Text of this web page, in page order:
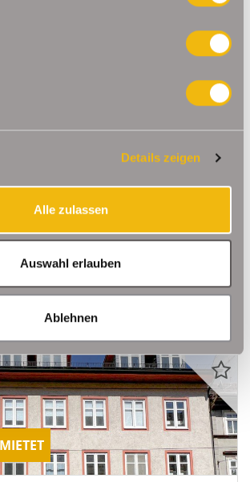
Details zeigen
Alle zulassen
Auswahl erlauben
Ablehnen
mit großer Loggia &
2
ZIMMER